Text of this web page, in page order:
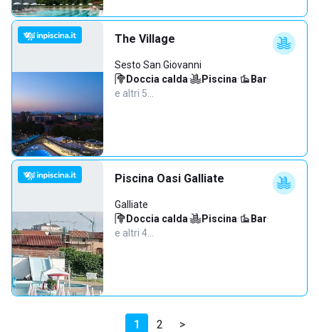
The Village
Sesto San Giovanni
Doccia calda· Piscina· Bar·
e altri 5…
Piscina Oasi Galliate
Galliate
Doccia calda· Piscina· Bar·
e altri 4…
1 2 >